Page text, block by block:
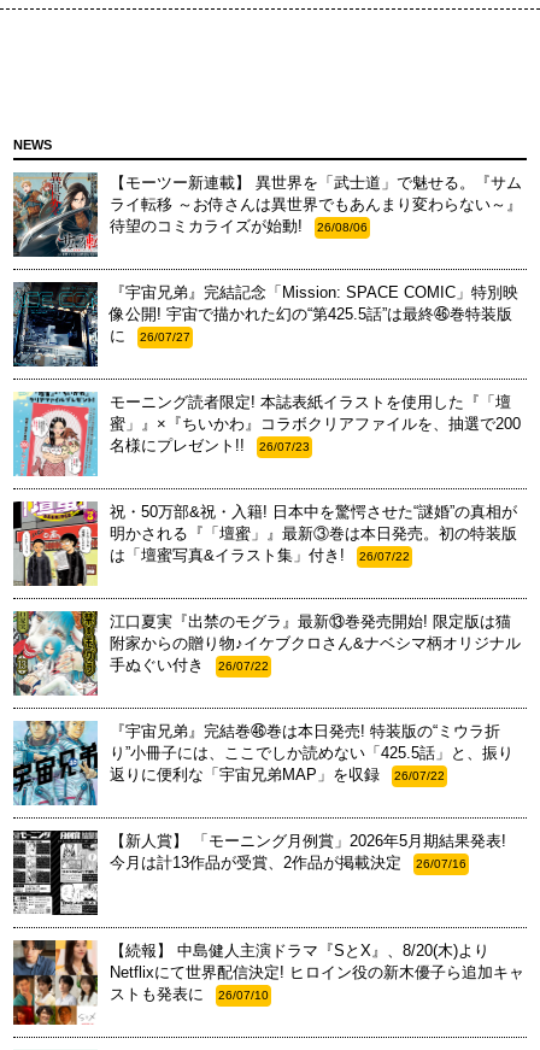
NEWS
【モーツー新連載】 異世界を「武士道」で魅せる。『サム
ライ転移 ～お侍さんは異世界でもあんまり変わらない～』
待望のコミカライズが始動!
26/08/06
『宇宙兄弟』完結記念「Mission: SPACE COMIC」特別映
像公開! 宇宙で描かれた幻の“第425.5話”は最終㊻巻特装版
に
26/07/27
モーニング読者限定! 本誌表紙イラストを使用した『「壇
蜜」』×『ちいかわ』コラボクリアファイルを、抽選で200
名様にプレゼント!!
26/07/23
祝・50万部&祝・入籍! 日本中を驚愕させた“謎婚”の真相が
明かされる『「壇蜜」』最新③巻は本日発売。初の特装版
は「壇蜜写真&イラスト集」付き!
26/07/22
江口夏実『出禁のモグラ』最新⑬巻発売開始! 限定版は猫
附家からの贈り物♪イケブクロさん&ナベシマ柄オリジナル
手ぬぐい付き
26/07/22
『宇宙兄弟』完結巻㊻巻は本日発売! 特装版の“ミウラ折
り”小冊子には、ここでしか読めない「425.5話」と、振り
返りに便利な「宇宙兄弟MAP」を収録
26/07/22
【新人賞】 「モーニング月例賞」2026年5月期結果発表!
今月は計13作品が受賞、2作品が掲載決定
26/07/16
【続報】 中島健人主演ドラマ『SとX』、8/20(木)より
Netflixにて世界配信決定! ヒロイン役の新木優子ら追加キャ
ストも発表に
26/07/10